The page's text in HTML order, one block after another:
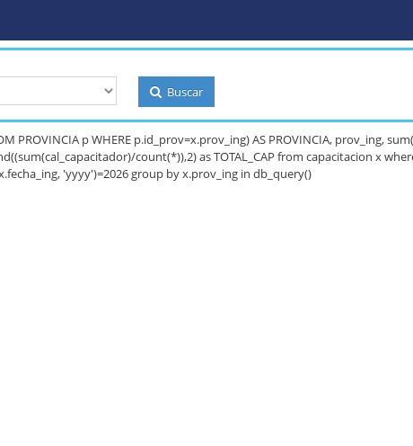
Buscar
PROVINCIA p WHERE p.id_prov=x.prov_ing) AS PROVINCIA, prov_ing,
count(*)),2) as TOTAL_CAP from capacitacion x
'yyyy')=2026 group by x.prov_ing in db_query()